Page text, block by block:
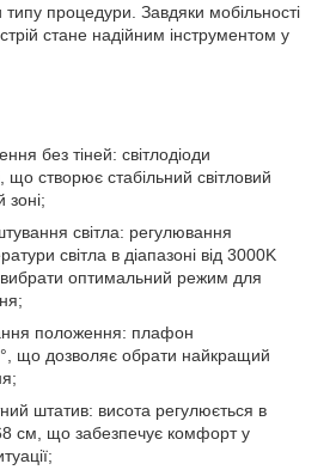
типу процедури. Завдяки мобільності
стане надійним інструментом у
без тіней: світлодіоди
що створює стабільний світловий
зоні;
світла: регулювання
світла в діапазоні від 3000K
оптимальний режим для
положення: плафон
що дозволяє обрати найкращий
штатив: висота регулюється в
см, що забезпечує комфорт у